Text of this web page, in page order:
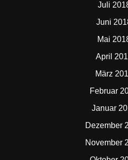
Juli
Juni
Mai
April
März
Februar
Januar
Dezember
November